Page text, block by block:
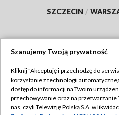
SZCZECIN /
Abonament TVP
Szanujemy Twoją prywatność
Kliknij "Akceptuję i przechodzę do
korzystanie z technologii
dostęp do informacji na Twoim
przechowywanie oraz na przetwarzanie
nas, czyli Telewizję Polską S.A. w